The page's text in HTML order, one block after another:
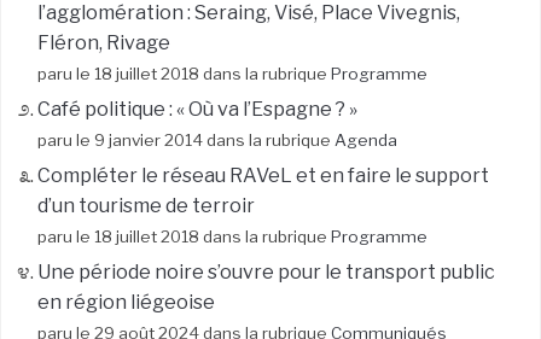
l’agglomération : Seraing, Visé, Place Vivegnis,
Fléron, Rivage
paru le 18 juillet 2018 dans la rubrique Programme
Café politique : « Où va l’Espagne ? »
paru le 9 janvier 2014 dans la rubrique Agenda
Compléter le réseau RAVeL et en faire le support
d’un tourisme de terroir
paru le 18 juillet 2018 dans la rubrique Programme
Une période noire s’ouvre pour le transport public
en région liégeoise
paru le 29 août 2024 dans la rubrique Communiqués